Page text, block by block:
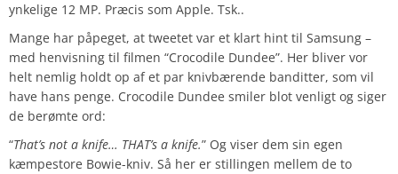
ynkelige 12 MP. Præcis som Apple. Tsk..
Mange har påpeget, at tweetet var et klart hint til Samsung –
med henvisning til filmen “Crocodile Dundee”. Her bliver vor
helt nemlig holdt op af et par knivbærende banditter, som vil
have hans penge. Crocodile Dundee smiler blot venligt og siger
de berømte ord:
“That’s not a knife… THAT’s a knife.” Og viser dem sin egen
kæmpestore Bowie-kniv. Så her er stillingen mellem de to